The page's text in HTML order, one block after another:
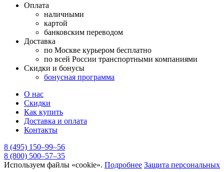
Оплата
наличными
картой
банковским переводом
Доставка
по Москве курьером бесплатно
по всей России транспортными компаниями
Скидки и бонусы
бонусная программа
О нас
Скидки
Как купить
Доставка и оплата
Контакты
8 (495) 150–99–56
8 (800) 500–57–35
Используем файлы «cookie». Подробнее Защита персональных